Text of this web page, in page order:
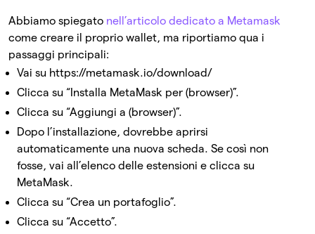
Abbiamo spiegato nell’articolo dedicato a Metamask
come creare il proprio wallet, ma riportiamo qua i
passaggi principali:
Vai su https://metamask.io/download/
Clicca su “Installa MetaMask per (browser)”.
Clicca su “Aggiungi a (browser)”.
Dopo l’installazione, dovrebbe aprirsi
automaticamente una nuova scheda. Se così non
fosse, vai all’elenco delle estensioni e clicca su
MetaMask.
Clicca su “Crea un portafoglio”.
Clicca su “Accetto”.